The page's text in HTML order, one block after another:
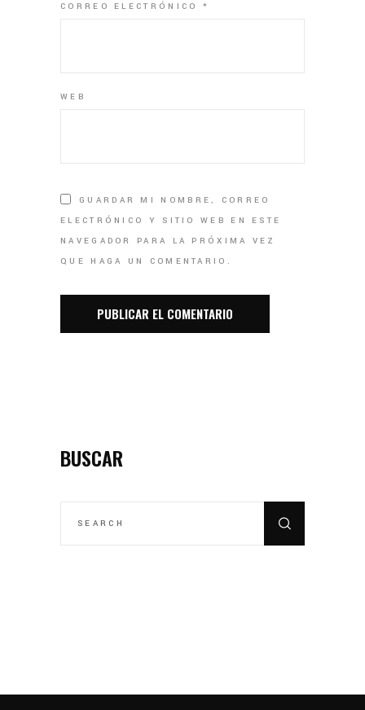
CORREO ELECTRÓNICO *
WEB
GUARDAR MI NOMBRE, CORREO
ELECTRÓNICO Y SITIO WEB EN ESTE
NAVEGADOR PARA LA PRÓXIMA VEZ
QUE HAGA UN COMENTARIO.
BUSCAR